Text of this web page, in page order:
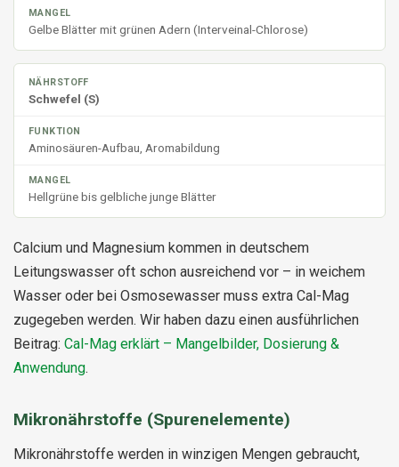
Gelbe Blätter mit grünen Adern (Interveinal-Chlorose)
Schwefel (S)
Aminosäuren-Aufbau, Aromabildung
Hellgrüne bis gelbliche junge Blätter
Calcium und Magnesium kommen in deutschem
Leitungswasser oft schon ausreichend vor – in weichem
Wasser oder bei Osmosewasser muss extra Cal-Mag
zugegeben werden. Wir haben dazu einen ausführlichen
Beitrag: Cal-Mag erklärt – Mangelbilder, Dosierung &
Anwendung.
Mikronährstoffe (Spurenelemente)
Mikronährstoffe werden in winzigen Mengen gebraucht,